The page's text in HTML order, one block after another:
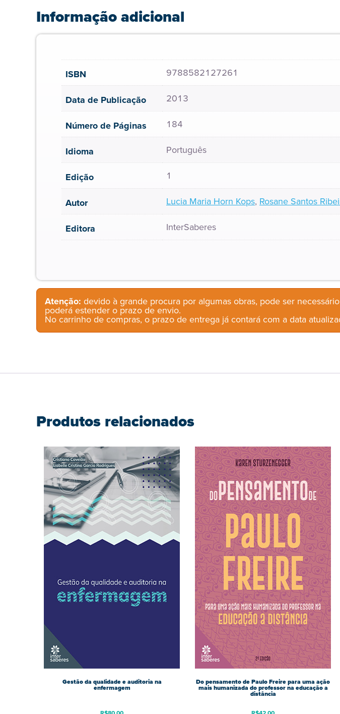
Informação adicional
ISBN 9788582127261
Data de Publicação 2013
Número de Páginas 184
Idioma Português
Edição 1
Autor Lucia Maria Horn Kops, Rosane Santos
Editora InterSaberes
Atenção: devido à grande procura por algumas obras, pode ser
poderá estender o prazo de envio.
No carrinho de compras, o prazo de entrega já contará com a data
Produtos relacionados
Gestão da qualidade e auditoria na
enfermagem
Do pensamento de Paulo Freire para uma ação
mais humanizada do professor na educação a
distância